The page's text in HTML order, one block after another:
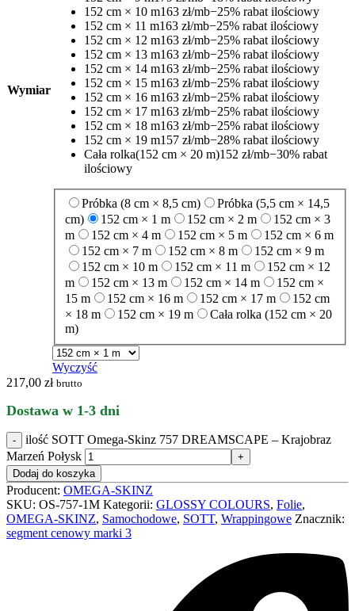
Wymiar
152 cm × 10 m163 zł/mb−25% rabat ilościowy
152 cm × 11 m163 zł/mb−25% rabat ilościowy
152 cm × 12 m163 zł/mb−25% rabat ilościowy
152 cm × 13 m163 zł/mb−25% rabat ilościowy
152 cm × 14 m163 zł/mb−25% rabat ilościowy
152 cm × 15 m163 zł/mb−25% rabat ilościowy
152 cm × 16 m163 zł/mb−25% rabat ilościowy
152 cm × 17 m163 zł/mb−25% rabat ilościowy
152 cm × 18 m163 zł/mb−25% rabat ilościowy
152 cm × 19 m157 zł/mb−28% rabat ilościowy
Cała rolka(152 cm × 20 m)152 zł/mb−30% rabat
ilościowy
Próbka (8 cm × 8,5 cm)
Próbka (5,5 cm × 14,5
cm)
152 cm × 1 m 152 cm × 2 m
152 cm × 3
m
152 cm × 4 m 152 cm × 5 m
152 cm × 6 m
152 cm × 7 m
152 cm × 8 m
152 cm × 9 m
152 cm × 10 m
152 cm × 11 m
152 cm × 12
m
152 cm × 13 m 152 cm × 14 m
152 cm ×
15 m
152 cm × 16 m 152 cm × 17 m
152 cm
× 18 m
152 cm × 19 m
Cała rolka (152 cm × 20
m)
Wyczyść
217,00 zł brutto
Dostawa w 1-3 dni
ilość SOTT Omega-Skinz 757 DREAMSCAPE – Krajobraz
Marzeń Połysk
Dodaj do koszyka
Producent: OMEGA-SKINZ
SKU: OS-757-1M Kategorii: GLOSSY COLOURS, Folie,
OMEGA-SKINZ, Samochodowe, SOTT, Wrappingowe Znacznik:
segment cenowy marki 3